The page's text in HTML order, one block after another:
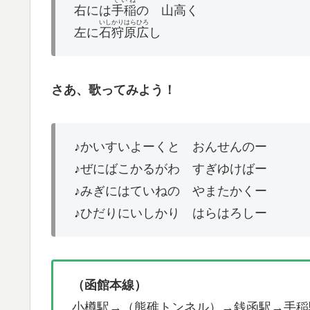
右には手稲の 山高く
左に石狩
いしかり
原
はら
広
ひろ
し
さあ、歌ってみよう！
♪かいすいよーくと おんせんのー
♪ぜにばこかるがわ すぎゆけばー
♪みぎにはていねの やまたかくー
♪ひだりにいしかり はらはろしー
（函館本線）
小樽駅→（熊碓トンネル）→銭函駅→手